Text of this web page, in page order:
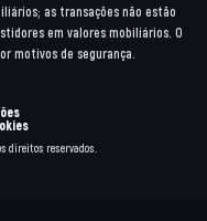
as transações não estão
em valores mobiliários. O
motivos de segurança.
direitos reservados.